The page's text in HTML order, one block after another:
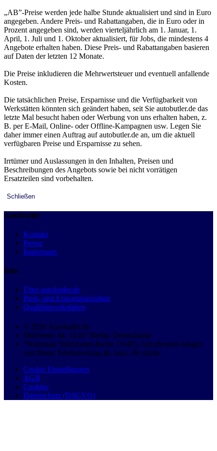
„AB”-Preise werden jede halbe Stunde aktualisiert und sind in Euro
angegeben. Andere Preis- und Rabattangaben, die in Euro oder in
Prozent angegeben sind, werden vierteljährlich am 1. Januar, 1.
April, 1. Juli und 1. Oktober aktualisiert, für Jobs, die mindestens 4
Angebote erhalten haben. Diese Preis- und Rabattangaben basieren
auf Daten der letzten 12 Monate.
Die Preise inkludieren die Mehrwertsteuer und eventuell anfallende
Kosten.
Die tatsächlichen Preise, Ersparnisse und die Verfügbarkeit von
Werkstätten könnten sich geändert haben, seit Sie autobutler.de das
letzte Mal besucht haben oder Werbung von uns erhalten haben, z.
B. per E-Mail, Online- oder Offline-Kampagnen usw. Legen Sie
daher immer einen Auftrag auf autobutler.de an, um die aktuell
verfügbaren Preise und Ersparnisse zu sehen.
Irrtümer und Auslassungen in den Inhalten, Preisen und
Beschreibungen des Angebots sowie bei nicht vorrätigen
Ersatzteilen sind vorbehalten.
Schließen
Autobutler
Kontakt
Presse
Impressum
Info
Über autobutler.de
Preis- und Ersparnisangaben
Qualitätswerkstätten
© 2026 Autobutler.de
Mühlenstr. 8a, 14167 Berlin, Deutschland
*Nationale Teilnehmer-Rufnr. (VoIP), Anrufkosten hängen
von Ihrem Telefonvertrag ab, max. 49 ct/min.
Cookie Einstellungen
AGB
Cookies
Datenschutz (DSGVO)